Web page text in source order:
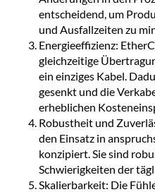
entscheidend, um
und Ausfallzeiten zu
Energieeffizienz:
gleichzeitige
ein einziges Kabel.
gesenkt und die
erheblichen
Robustheit und
den Einsatz in
konzipiert. Sie sind
Schwierigkeiten der
Skalierbarkeit: Die